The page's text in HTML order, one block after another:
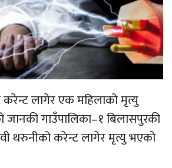
लागेर एक महिलाको मृत्यु
गाउँपालिका–१ बिलासपुरकी
थरुनीको करेन्ट लागेर मृत्यु भएको